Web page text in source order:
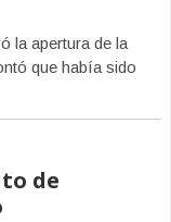
la apertura de la
que había sido
de